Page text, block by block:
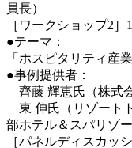
員長）
［ワークショップ2］
●テーマ：
「ホスピタリティ産
●事例提供者：
齊藤 輝恵氏（株式
東 伸氏（リゾート
部ホテル＆スパリゾ
［パネルディスカッ